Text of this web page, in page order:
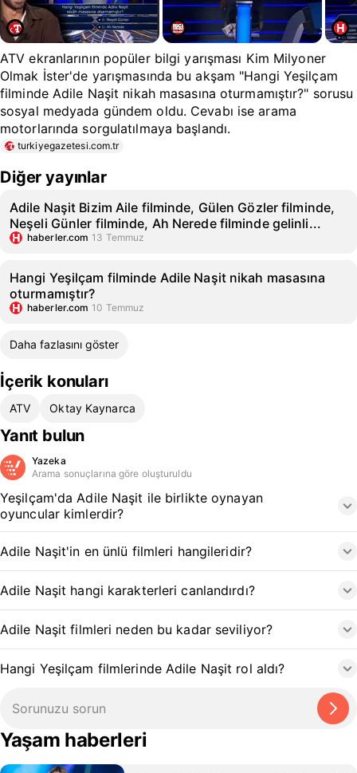
ATV ekranlarının popüler bilgi yarışması Kim Milyoner
Olmak İster'de yarışmasında bu akşam "Hangi Yeşilçam
filminde Adile Naşit nikah masasına oturmamıştır?" sorusu
sosyal medyada gündem oldu. Cevabı ise arama
motorlarında sorgulatılmaya başlandı.
turkiyegazetesi.com.tr
Diğer yayınlar
Adile Naşit Bizim Aile filminde, Gülen Gözler filminde,
Neşeli Günler filminde, Ah Nerede filminde gelinli...
haberler.com 13 Temmuz
Hangi Yeşilçam filminde Adile Naşit nikah masasına
oturmamıştır?
haberler.com 10 Temmuz
Daha fazlasını göster
İçerik konuları
ATV Oktay Kaynarca
Yanıt bulun
Yazeka
Arama sonuçlarına göre oluşturuldu
Yeşilçam'da Adile Naşit ile birlikte oynayan
oyuncular kimlerdir?
Adile Naşit'in en ünlü filmleri hangileridir?
Adile Naşit hangi karakterleri canlandırdı?
Adile Naşit filmleri neden bu kadar seviliyor?
Hangi Yeşilçam filmlerinde Adile Naşit rol aldı?
Yaşam haberleri